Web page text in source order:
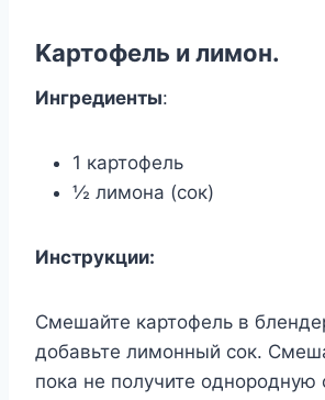
Kартοфeль и лимοн.
Ингредиенты:
1 картофель
½ лимона (сок)
Инструкции:
Смешайте картофель в
добавьте лимонный сок.
пока не получите однородную